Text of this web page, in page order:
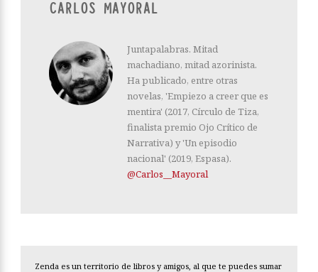
CARLOS MAYORAL
Juntapalabras. Mitad
machadiano, mitad azorinista.
Ha publicado, entre otras
novelas, 'Empiezo a creer que es
mentira' (2017, Círculo de Tiza,
finalista premio Ojo Crítico de
Narrativa) y 'Un episodio
nacional' (2019, Espasa).
@Carlos__Mayoral
Zenda es un territorio de libros y amigos, al que te puedes sumar